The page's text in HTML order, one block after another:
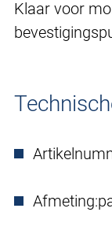
Klaar voor
Afmeting: